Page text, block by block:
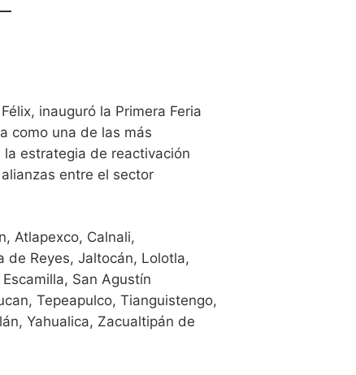
inauguró la Primera Feria
como una de las más
estrategia de reactivación
entre el sector
Atlapexco, Calnali,
de Reyes, Jaltocán, Lolotla,
San Agustín
Tepeapulco, Tianguistengo,
Yahualica, Zacualtipán de